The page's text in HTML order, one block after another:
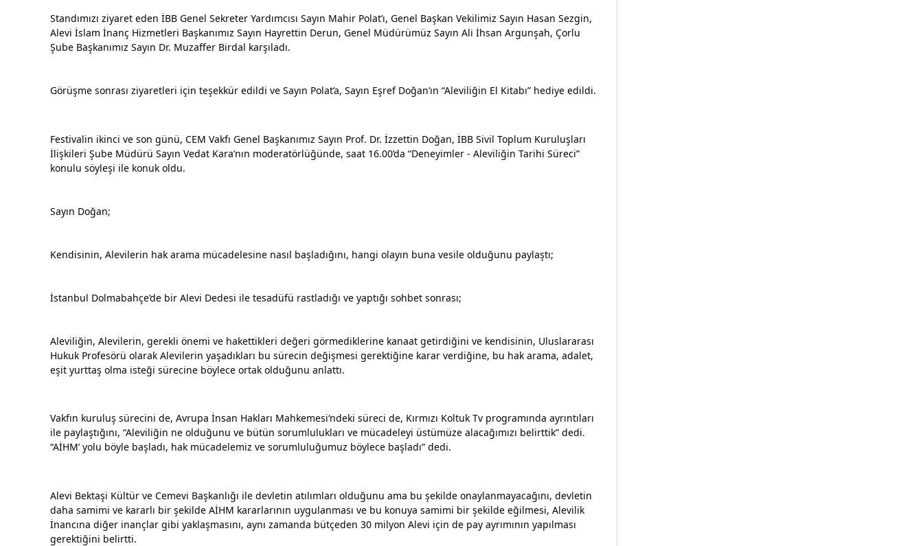
Standımızı ziyaret eden İBB Genel Sekreter Yardımcısı Sayın Mahir Polat’ı, Genel Başkan Vekilimiz Sayın Hasan Sezgin,
Alevi İslam İnanç Hizmetleri Başkanımız Sayın Hayrettin Derun, Genel Müdürümüz Sayın Ali İhsan Argunşah, Çorlu
Şube Başkanımız Sayın Dr. Muzaffer Birdal karşıladı.
Görüşme sonrası ziyaretleri için teşekkür edildi ve Sayın Polat’a, Sayın Eşref Doğan’ın “Aleviliğin El Kitabı” hediye edildi.
Festivalin ikinci ve son günü, CEM Vakfı Genel Başkanımız Sayın Prof. Dr. İzzettin Doğan, İBB Sivil Toplum Kuruluşları
İlişkileri Şube Müdürü Sayın Vedat Kara’nın moderatörlüğünde, saat 16.00’da “Deneyimler - Aleviliğin Tarihi Süreci”
konulu söyleşi ile konuk oldu.
Sayın Doğan;
Kendisinin, Alevilerin hak arama mücadelesine nasıl başladığını, hangi olayın buna vesile olduğunu paylaştı;
İstanbul Dolmabahçe’de bir Alevi Dedesi ile tesadüfü rastladığı ve yaptığı sohbet sonrası;
Aleviliğin, Alevilerin, gerekli önemi ve hakettikleri değeri görmediklerine kanaat getirdiğini ve kendisinin, Uluslararası
Hukuk Profesörü olarak Alevilerin yaşadıkları bu sürecin değişmesi gerektiğine karar verdiğine, bu hak arama, adalet,
eşit yurttaş olma isteği sürecine böylece ortak olduğunu anlattı.
Vakfın kuruluş sürecini de, Avrupa İnsan Hakları Mahkemesi‘ndeki süreci de, Kırmızı Koltuk Tv programında ayrıntıları
ile paylaştığını, “Aleviliğin ne olduğunu ve bütün sorumlulukları ve mücadeleyi üstümüze alacağımızı belirttik” dedi.
“AİHM’ yolu böyle başladı, hak mücadelemiz ve sorumluluğumuz böylece başladı” dedi.
Alevi Bektaşi Kültür ve Cemevi Başkanlığı ile devletin atılımları olduğunu ama bu şekilde onaylanmayacağını, devletin
daha samimi ve kararlı bir şekilde AİHM kararlarının uygulanması ve bu konuya samimi bir şekilde eğilmesi, Alevilik
İnancına diğer inançlar gibi yaklaşmasını, aynı zamanda bütçeden 30 milyon Alevi için de pay ayrımının yapılması
gerektiğini belirtti.